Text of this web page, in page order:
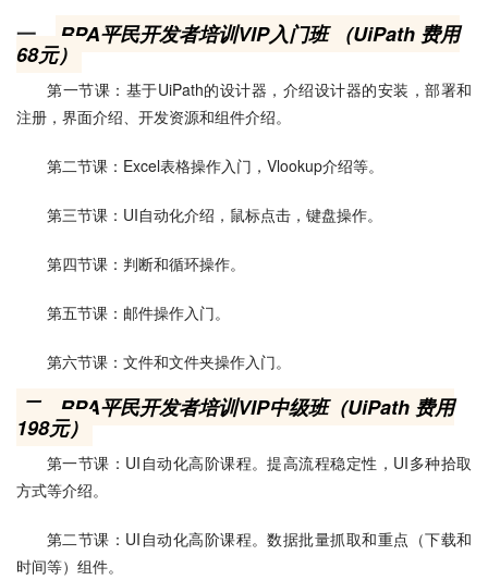
一、 RPA平民开发者培训VIP入门班 （UiPath 费用
68元）
第一节课：基于UiPath的设计器，介绍设计器的安装，部署和
注册，界面介绍、开发资源和组件介绍。
第二节课：Excel表格操作入门，Vlookup介绍等。
第三节课：UI自动化介绍，鼠标点击，键盘操作。
第四节课：判断和循环操作。
第五节课：邮件操作入门。
第六节课：文件和文件夹操作入门。
二、RPA平民开发者培训VIP中级班（UiPath 费用
198元）
第一节课：UI自动化高阶课程。提高流程稳定性，UI多种拾取
方式等介绍。
第二节课：UI自动化高阶课程。数据批量抓取和重点（下载和
时间等）组件。